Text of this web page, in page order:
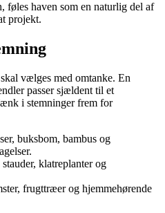
føles haven som en naturlig del af
projekt.
vælges med omtanke. En
passer sjældent til et
i stemninger frem for
buksbom, bambus og
stauder, klatreplanter og
frugttræer og hjemmehørende